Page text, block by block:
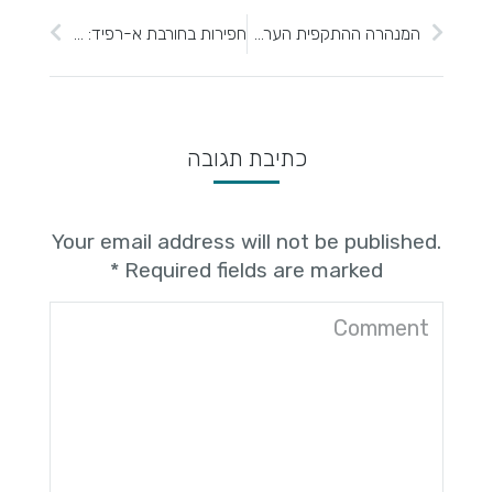
המנהרה ההתקפית הערבית בצפת: מזיכרון קולקטיבי למציאות ארכאולוגית היסטורית פרופ' ינון שבטיאל, המכללה האקדמית צפת; מלח"ם אורן זינגבוים ועומר זידאן, רשות העתיקות
כתיבת תגובה
Your email address will not be published.
Required fields are marked
*
Comment